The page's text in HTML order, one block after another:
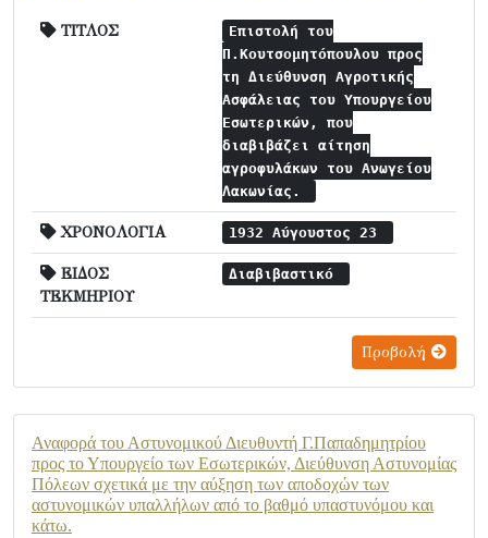
ΤΙΤΛΟΣ
Επιστολή του
Π.Κουτσομητόπουλου προς
τη Διεύθυνση Αγροτικής
Ασφάλειας του Υπουργείου
Εσωτερικών, που
διαβιβάζει αίτηση
αγροφυλάκων του Ανωγείου
Λακωνίας.
ΧΡΟΝΟΛΟΓΙΑ 1932 Αύγουστος 23
ΕΙΔΟΣ
ΤΕΚΜΗΡΙΟΥ
Διαβιβαστικό
Προβολή
Αναφορά του Αστυνομικού Διευθυντή Γ.Παπαδημητρίου
προς το Υπουργείο των Εσωτερικών, Διεύθυνση Αστυνομίας
Πόλεων σχετικά με την αύξηση των αποδοχών των
αστυνομικών υπαλλήλων από το βαθμό υπαστυνόμου και
κάτω.